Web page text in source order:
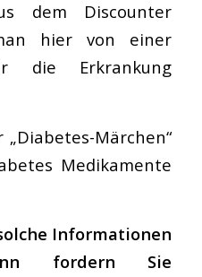
dem Discounter
hier von einer
die Erkrankung
Märchen“
Medikamente
Informationen
fordern Sie